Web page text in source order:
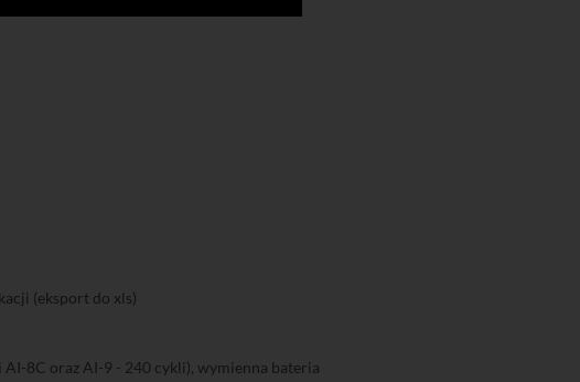
(eksport do xls)
8C oraz AI-9 - 240 cykli), wymienna bateria